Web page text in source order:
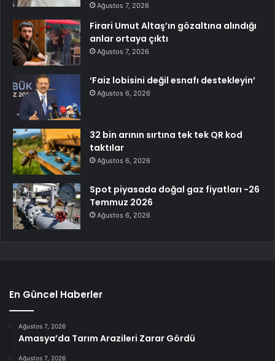
Ağustos 7, 2026
Firari Umut Altaş’ın gözaltına alındığı
anlar ortaya çıktı
Ağustos 7, 2026
‘Faiz lobisini değil esnafı destekleyin’
Ağustos 6, 2026
32 bin arının sırtına tek tek QR kod
taktılar
Ağustos 6, 2026
Spot piyasada doğal gaz fiyatları -26
Temmuz 2026
Ağustos 6, 2026
En Güncel Haberler
Ağustos 7, 2026
Amasya’da Tarım Arazileri Zarar Gördü
Ağustos 7, 2026